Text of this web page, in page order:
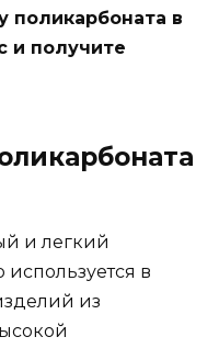
поликарбоната в
и получите
и легкий
в
из